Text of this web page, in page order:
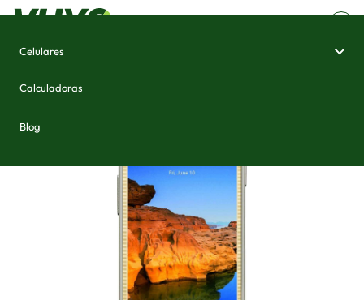
Celulares
Calculadoras
Blog